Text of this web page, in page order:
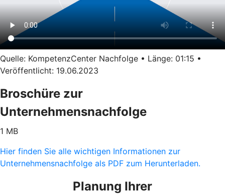
Quelle: KompetenzCenter Nachfolge • Länge: 01:15 •
Veröffentlicht: 19.06.2023
Broschüre zur
Unternehmensnachfolge
1 MB
Hier finden Sie alle wichtigen Informationen zur
Unternehmensnachfolge als PDF zum Herunterladen.
Planung Ihrer